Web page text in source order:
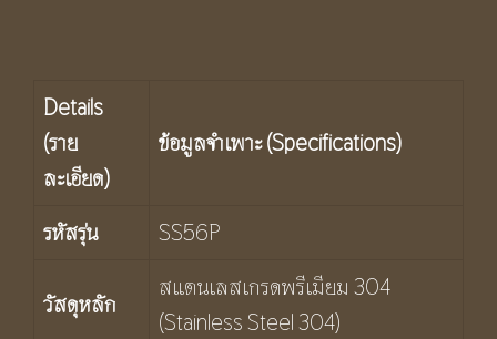
Details
(ราย
ละเอียด)
ข้อมูลจำเพาะ (Specifications)
รหัสรุ่น SS56P
วัสดุหลัก
สแตนเลสเกรดพรีเมียม 304
(Stainless Steel 304)